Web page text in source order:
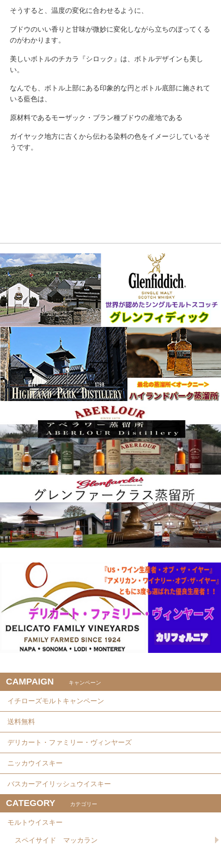
そうすると、温度の変化に合わせるように、
ブドウのいい香りと甘味が微妙に変化しながら立ちのぼってくる
のがわかります。
美しいボトルのチカラ『シロック』は、ボトルデザインも美し
い。
なんでも、ボトル上部にある印象的な円とボトル底部に施されて
いる藍色は、
原材料であるモーザック・ブラン種ブドウの産地である
ガイヤック地方に古くから伝わる染料の色をイメージしているそ
うです。
CAMPAIGN キャンペーン
イチローズモルトキャンペーン
送料無料
デリカート・ファミリー・ヴィンヤーズ
ニッカウイスキー
バスカーアイリッシュウイスキー
CATEGORY カテゴリー
モルトウイスキー
スペイサイド マッカラン